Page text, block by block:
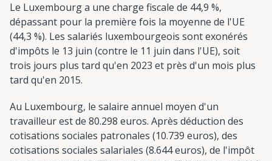
Le Luxembourg a une charge fiscale de 44,9 %,
dépassant pour la première fois la moyenne de l'UE
(44,3 %). Les salariés luxembourgeois sont exonérés
d'impôts le 13 juin (contre le 11 juin dans l'UE), soit
trois jours plus tard qu'en 2023 et près d'un mois plus
tard qu'en 2015.
Au Luxembourg, le salaire annuel moyen d'un
travailleur est de 80.298 euros. Après déduction des
cotisations sociales patronales (10.739 euros), des
cotisations sociales salariales (8.644 euros), de l'impôt